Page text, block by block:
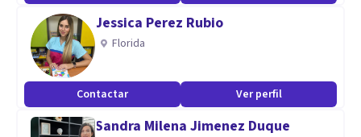
Jessica Perez Rubio
Florida
Contactar Ver perfil
Sandra Milena Jimenez Duque